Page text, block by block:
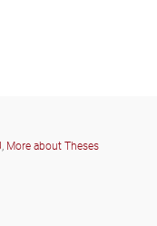
, More about Theses